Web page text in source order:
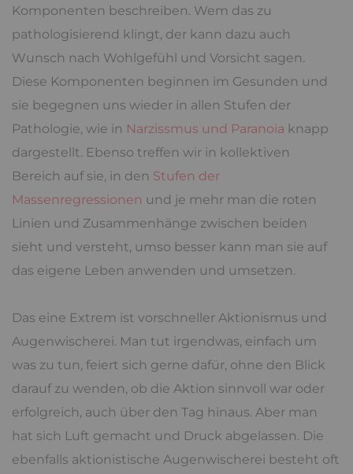
Komponenten beschreiben. Wem das zu
pathologisierend klingt, der kann dazu auch
Wunsch nach Wohlgefühl und Vorsicht sagen.
Diese Komponenten beginnen im Gesunden und
sie begegnen uns wieder in allen Stufen der
Pathologie, wie in Narzissmus und Paranoia knapp
dargestellt. Ebenso treffen wir in kollektiven
Bereich auf sie, in den Stufen der
Massenregressionen und je mehr man die roten
Linien und Zusammenhänge zwischen beiden
sieht und versteht, umso besser kann man sie auf
das eigene Leben anwenden und umsetzen.
Das eine Extrem ist vorschneller Aktionismus und
Augenwischerei. Man tut irgendwas, einfach um
was zu tun, feiert sich gerne dafür, ohne den Blick
darauf zu wenden, ob die Aktion sinnvoll war oder
erfolgreich, auch über den Tag hinaus. Aber man
hat sich Luft gemacht und Druck abgelassen. Die
ebenfalls aktionistische Augenwischerei besteht oft